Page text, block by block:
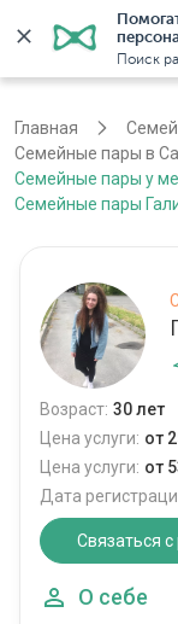
Поиск
Главная
Семейные пары в
Семейные пары у
Семейные пары
Возраст: 30 лет
Цена услуги: от
Цена услуги: от
Дата
Связаться
О себе